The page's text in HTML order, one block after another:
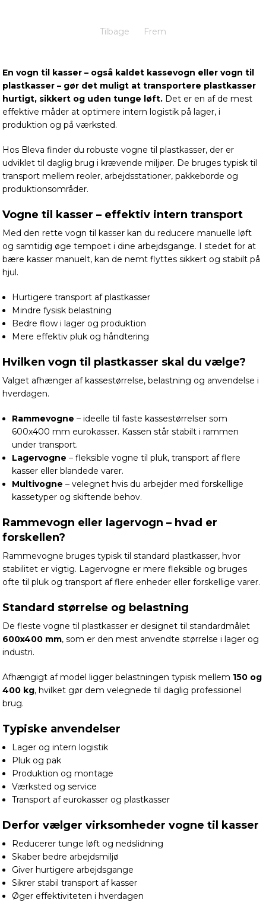
Tilbage Frem
En vogn til kasser – også kaldet kassevogn eller vogn til
plastkasser – gør det muligt at transportere plastkasser
hurtigt, sikkert og uden tunge løft. Det er en af de mest
effektive måder at optimere intern logistik på lager, i
produktion og på værksted.
Hos Bleva finder du robuste vogne til plastkasser, der er
udviklet til daglig brug i krævende miljøer. De bruges typisk til
transport mellem reoler, arbejdsstationer, pakkeborde og
produktionsområder.
Vogne til kasser – effektiv intern transport
Med den rette vogn til kasser kan du reducere manuelle løft
og samtidig øge tempoet i dine arbejdsgange. I stedet for at
bære kasser manuelt, kan de nemt flyttes sikkert og stabilt på
hjul.
Hurtigere transport af plastkasser
Mindre fysisk belastning
Bedre flow i lager og produktion
Mere effektiv pluk og håndtering
Hvilken vogn til plastkasser skal du vælge?
Valget afhænger af kassestørrelse, belastning og anvendelse i
hverdagen.
Rammevogne – ideelle til faste kassestørrelser som
600x400 mm eurokasser. Kassen står stabilt i rammen
under transport.
Lagervogne – fleksible vogne til pluk, transport af flere
kasser eller blandede varer.
Multivogne – velegnet hvis du arbejder med forskellige
kassetyper og skiftende behov.
Rammevogn eller lagervogn – hvad er
forskellen?
Rammevogne bruges typisk til standard plastkasser, hvor
stabilitet er vigtig. Lagervogne er mere fleksible og bruges
ofte til pluk og transport af flere enheder eller forskellige varer.
Standard størrelse og belastning
De fleste vogne til plastkasser er designet til standardmålet
600x400 mm, som er den mest anvendte størrelse i lager og
industri.
Afhængigt af model ligger belastningen typisk mellem 150 og
400 kg, hvilket gør dem velegnede til daglig professionel
brug.
Typiske anvendelser
Lager og intern logistik
Pluk og pak
Produktion og montage
Værksted og service
Transport af eurokasser og plastkasser
Derfor vælger virksomheder vogne til kasser
Reducerer tunge løft og nedslidning
Skaber bedre arbejdsmiljø
Giver hurtigere arbejdsgange
Sikrer stabil transport af kasser
Øger effektiviteten i hverdagen